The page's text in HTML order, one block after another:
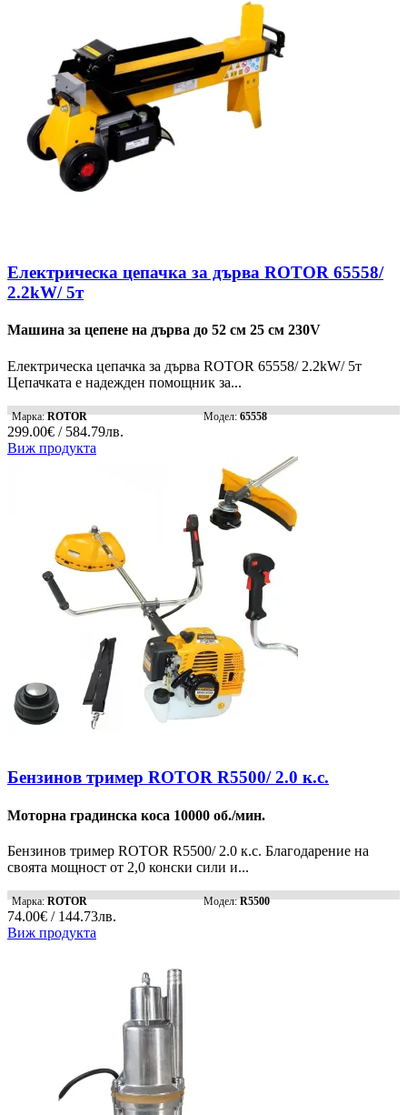
Електрическа цепачка за дърва ROTOR 65558/
2.2kW/ 5т
Машина за цепене на дърва до 52 см 25 см 230V
Електрическа цепачка за дърва ROTOR 65558/ 2.2kW/ 5т
Цепачката е надежден помощник за...
Марка:ROTOR Модел:65558
299.00€ / 584.79лв.
Виж продукта
Бензинов тример ROTOR R5500/ 2.0 к.с.
Моторна градинска коса 10000 об./мин.
Бензинов тример ROTOR R5500/ 2.0 к.с. Благодарение на
своята мощност от 2,0 конски сили и...
Марка:ROTOR Модел:R5500
74.00€ / 144.73лв.
Виж продукта